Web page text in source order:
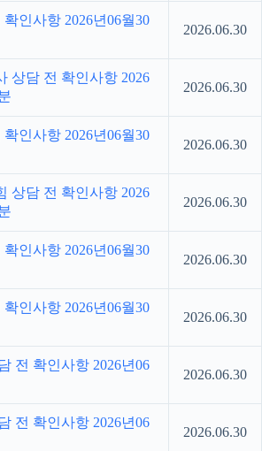
인사항 2026년06월30
2026.06.30
상담 전 확인사항 2026
2026.06.30
인사항 2026년06월30
2026.06.30
상담 전 확인사항 2026
2026.06.30
인사항 2026년06월30
2026.06.30
인사항 2026년06월30
2026.06.30
전 확인사항 2026년06
2026.06.30
전 확인사항 2026년06
2026.06.30